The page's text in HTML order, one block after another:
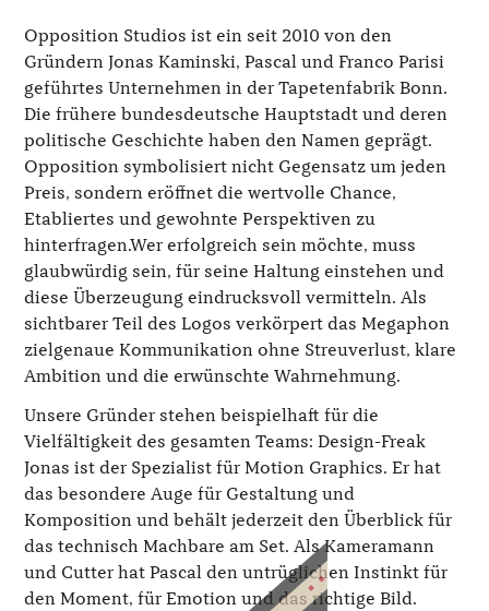
Opposition Studios ist ein seit 2010 von den
Gründern Jonas Kaminski, Pascal und Franco Parisi
geführtes Unternehmen in der Tapetenfabrik Bonn.
Die frühere bundesdeutsche Hauptstadt und deren
politische Geschichte haben den Namen geprägt.
Opposition symbolisiert nicht Gegensatz um jeden
Preis, sondern eröffnet die wertvolle Chance,
Etabliertes und gewohnte Perspektiven zu
hinterfragen.Wer erfolgreich sein möchte, muss
glaubwürdig sein, für seine Haltung einstehen und
diese Überzeugung eindrucksvoll vermitteln. Als
sichtbarer Teil des Logos verkörpert das Megaphon
zielgenaue Kommunikation ohne Streuverlust, klare
Ambition und die erwünschte Wahr­nehmung.
Unsere Gründer stehen beispielhaft für die
Vielfältigkeit des gesamten Teams: Design-Freak
Jonas ist der Spezialist für Motion Graphics. Er hat
das besondere Auge für Gestaltung und
Komposition und behält jederzeit den Überblick für
das technisch Machbare am Set. Als Kameramann
und Cutter hat Pascal den untrüglichen Instinkt für
den Moment, für Emotion und das richtige Bild.